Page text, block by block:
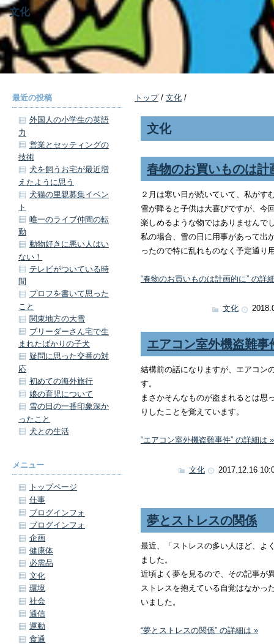
文化
トップ/ 文化 /
文化
春物のお買いものは計
２月は寒い日が続いていて、私がす
雪が降ると子供は大喜びですが、今
楽しめるような物ではありませんで
私の場合、雪の日に用事があって出
ったので特に乱れものなく予定通り
“春物のお買いものは計画的に” の詳
文化
エアコン室外機盗難事
結構前の話になりますが、エアコン
す。
まさかそんなものが盗まれるとは思
りしたことを覚えています。
“エアコン室外機盗難事件” の詳細は »
文化 2017.12.16
夢とストレスの関係
最近、「ストレスの多い人ほど、よ
ました。
近頃よく夢を見るので、その記事が
ストレスを抱えている自覚はなかっ
いました。
“夢とストレスの関係” の詳細は »
最近の投稿
外国人の小学生の英語
力
営業とセッティングの
技術
犬を飼うお宅が最近増
えたように思う
犬猫の里親募集イベン
ト
唯一のライブ仲間の転
勤
動物好きに悪い人はい
ない！
テレビがついている時
間
プロフを書いて思った
こと
関東地方の大雪
ブリーダーさん宅で生
まれたばかりの子犬
疑問に思った交番の対
応
初めての海外旅行
娘の育児について
雪の日の一番印象深か
ったこと
犬との生活
メニュー
トップページ
仕事
ブログインフォ
ブログインフォ
企画
健康体
必需品
文化
環境
社会
通信
運動
食通